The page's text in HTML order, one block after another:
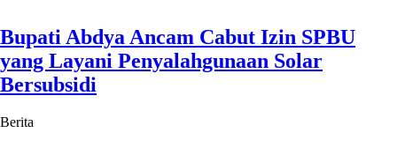
Bupati Abdya Ancam Cabut Izin SPBU
yang Layani Penyalahgunaan Solar
Bersubsidi
Berita